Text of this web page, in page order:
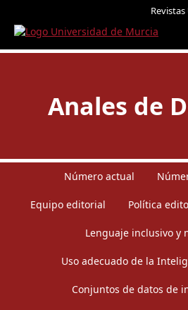
Revistas
Anales de
Número actual
Equipo editorial Política
Lenguaje inclusivo y
Uso adecuado de la
Conjuntos de datos de